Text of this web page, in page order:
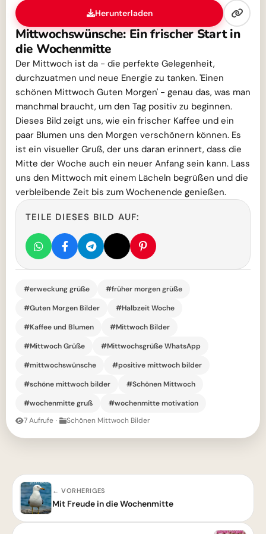
Herunterladen
Mittwochswünsche: Ein frischer Start in
die Wochenmitte
Der Mittwoch ist da - die perfekte Gelegenheit,
durchzuatmen und neue Energie zu tanken. 'Einen
schönen Mittwoch Guten Morgen' - genau das, was man
manchmal braucht, um den Tag positiv zu beginnen.
Dieses Bild zeigt uns, wie ein frischer Kaffee und ein
paar Blumen uns den Morgen verschönern können. Es
ist ein visueller Gruß, der uns daran erinnert, dass die
Mitte der Woche auch ein neuer Anfang sein kann. Lass
uns den Mittwoch mit einem Lächeln begrüßen und die
verbleibende Zeit bis zum Wochenende genießen.
TEILE DIESES BILD AUF:
#erweckung grüße
#früher morgen grüße
#Guten Morgen Bilder
#Halbzeit Woche
#Kaffee und Blumen
#Mittwoch Bilder
#Mittwoch Grüße
#Mittwochsgrüße WhatsApp
#mittwochswünsche
#positive mittwoch bilder
#schöne mittwoch bilder
#Schönen Mittwoch
#wochenmitte gruß
#wochenmitte motivation
7 Aufrufe · Schönen Mittwoch Bilder
← VORHERIGES
Mit Freude in die Wochenmitte